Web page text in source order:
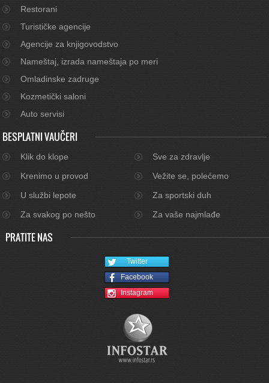
Restorani
Turističke agencije
Agencije za knjigovodstvo
Nameštaj, izrada nameštaja po meri
Omladinske zadruge
Kozmetički saloni
Auto servisi
BESPLATNI VAUČERI
Klik do klope
Sve za zdravlje
Krenimo u provod
Vežite se, polećemo
U službi lepote
Za sportski duh
Za svakog po nešto
Za vaše najmlađe
PRATITE NAS
Twitter
Facebook
Instagram